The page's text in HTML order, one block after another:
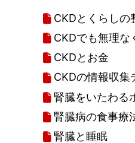
CKDとくらしの
CKDでも無理な
CKDとお金
CKDの情報収集
腎臓をいたわる
腎臓病の食事療
腎臓と睡眠